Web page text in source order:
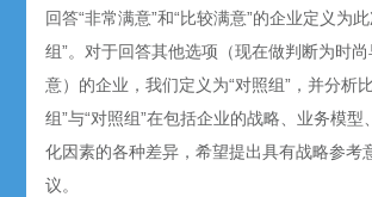
回答“非常满意”和“比较满意”的企业定义为
组”。对于回答其他选项（现在做判断为时
意）的企业，我们定义为“对照组”，并分析
组”与“对照组”在包括企业的战略、业务模型
化因素的各种差异，希望提出具有战略参考
议。